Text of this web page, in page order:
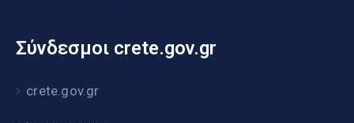
Σύνδεσμοι crete.gov.gr
crete.gov.gr